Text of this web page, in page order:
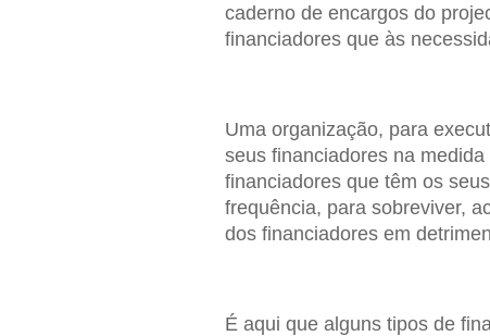
caderno de encargos do
financiadores que às
Uma organização, para
seus financiadores na
financiadores que têm os
frequência, para sobreviver,
dos financiadores em
É aqui que alguns tipos de